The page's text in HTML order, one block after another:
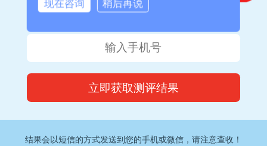
结果会以短信的方式发送到您的手机或微信，请注意查收！
福州 1826052****
现在咨询 稍后再说